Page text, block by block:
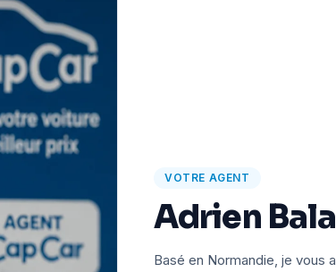
VOTRE AGENT
Adrien
Basé en Normandie, je vous